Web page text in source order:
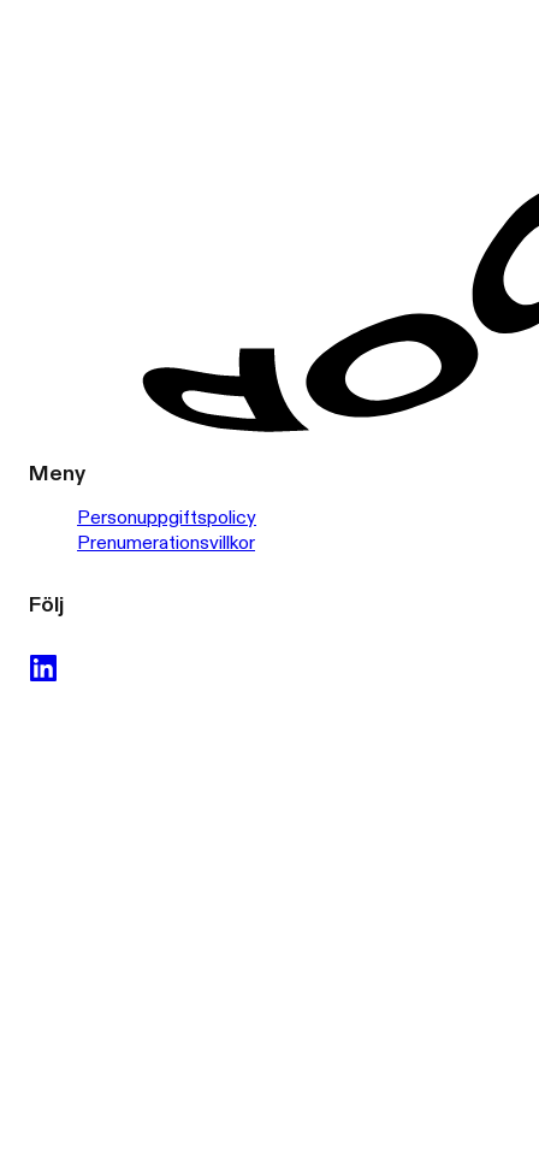
Meny
Personuppgiftspolicy
Prenumerationsvillkor
Följ